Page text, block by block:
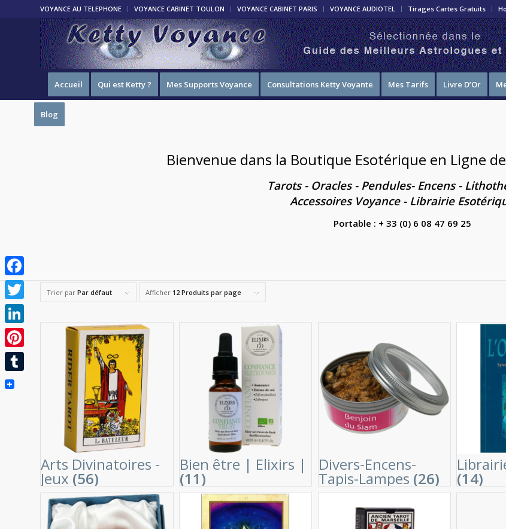
VOYANCE AU TELEPHONE VOYANCE CABINET TOULON VOYANCE CABINET PARIS VOYANCE AUDIOTEL Tirages Cartes Gratuits
Accueil Qui est Ketty ? Mes Supports Voyance Consultations Ketty Voyante Mes Tarifs Livre D’Or
Blog
Bienvenue dans la Boutique Esotérique en Ligne
Tarots - Oracles- Pendules- Encens-
Accessoires Voyance- Librairie
Portable : + 33 (0) 6 08 47 69 25
Trier par Par défaut Afficher 12 Produits par page
Arts Divinatoires -
Jeux (56)
Bien être | Elixirs |
(11)
Divers-Encens-
Tapis-Lampes (26) (14)
Facebook
Twitter
LinkedIn
Pinterest
Tumblr